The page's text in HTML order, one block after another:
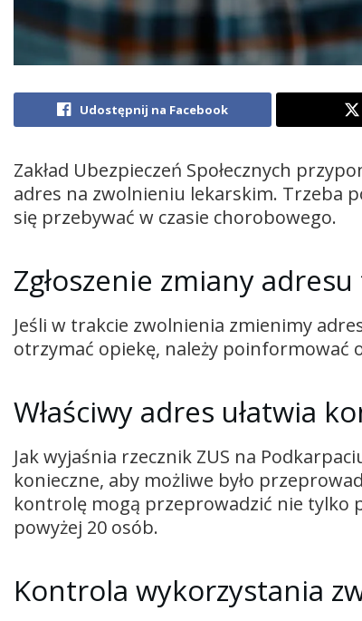
Udostępnij na Facebook
Zakład Ubezpieczeń Społecznych
adres na zwolnieniu lekarskim. Trzeba
się przebywać w czasie chorobowego.
Zgłoszenie zmiany
Jeśli w trakcie zwolnienia zmienimy
otrzymać opiekę, należy poinformować
Właściwy adres ułatwia
Jak wyjaśnia rzecznik ZUS na
konieczne, aby możliwe było
kontrolę mogą przeprowadzić nie tylko
powyżej 20 osób.
Kontrola wykorzystania